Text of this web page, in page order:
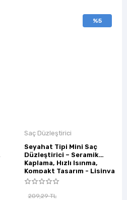
%5
Saç Düzleştirici
Seyahat Tipi Mini Saç
Düzleştirici – Seramik
Kaplama, Hızlı Isınma,
Kompakt Tasarım - Lisinya
209,29 TL